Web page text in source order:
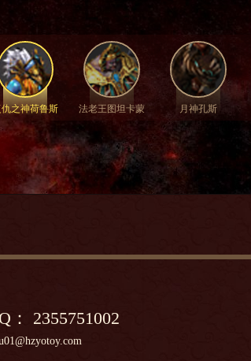
之神荷鲁斯 法老王图坦卡蒙 月神孔斯
： 2355751002